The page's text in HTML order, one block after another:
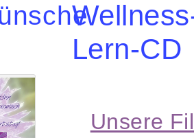
Lern-CD
Unsere